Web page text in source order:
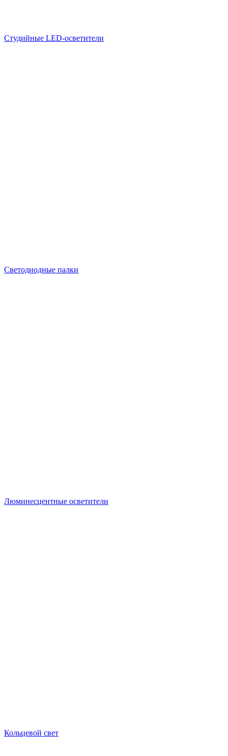
Студийные LED-осветители
Светодиодные палки
Люминесцентные осветители
Кольцевой свет